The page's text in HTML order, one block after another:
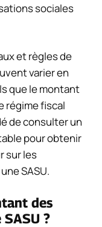
sociales
et règles de
varier en
que le montant
régime fiscal
de consulter un
pour obtenir
sur les
SASU.
des
?